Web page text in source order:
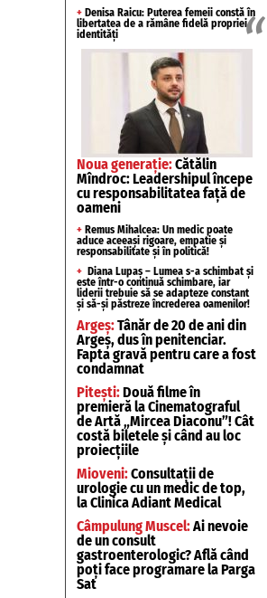
+ Denisa Raicu: Puterea femeii constă în
libertatea de a rămâne fidelă propriei
identități
Noua generație:Cătălin
Mîndroc: Leadershipul începe
cu responsabilitatea față de
oameni
+ Remus Mihalcea: Un medic poate
aduce aceeași rigoare, empatie și
responsabilitate și în politică!
+ Diana Lupaș – Lumea s-a schimbat și
este într-o continuă schimbare, iar
liderii trebuie să se adapteze constant
și să-și păstreze încrederea oamenilor!
Argeș:Tânăr de 20 de ani din
Argeș, dus în penitenciar.
Fapta gravă pentru care a fost
condamnat
Pitești:Două filme în
premieră la Cinematograful
de Artă „Mircea Diaconu”! Cât
costă biletele și când au loc
proiecțiile
Mioveni:Consultații de
urologie cu un medic de top,
la Clinica Adiant Medical
Câmpulung Muscel:Ai nevoie
de un consult
gastroenterologic? Află când
poți face programare la Parga
Sat